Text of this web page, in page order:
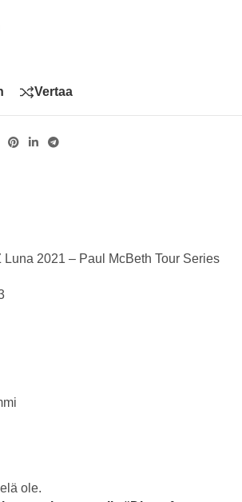
Vertaa
Luna 2021 – Paul McBeth Tour Series
ole.